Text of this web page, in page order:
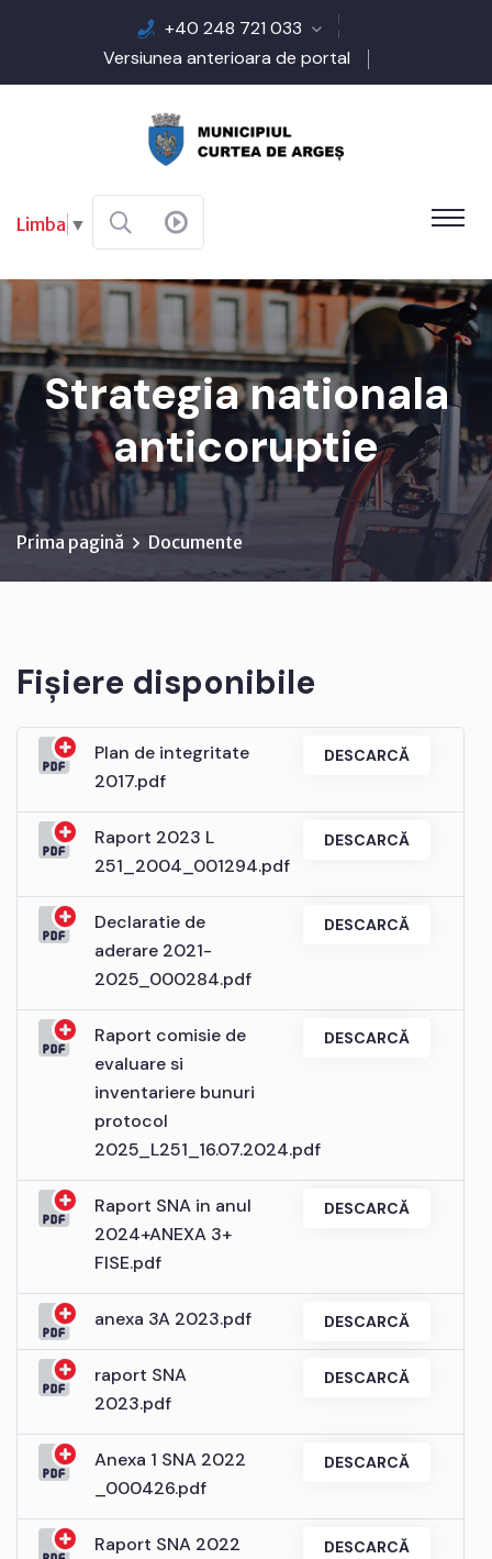
+40 248 721 033
Versiunea anterioara de portal
Limba ▼
Strategia nationala
anticoruptie
Prima pagină Documente
Fișiere disponibile
Plan de integritate
2017.pdf
DESCARCĂ
Raport 2023 L
251_2004_001294.pdf
DESCARCĂ
Declaratie de
aderare 2021-
2025_000284.pdf
DESCARCĂ
Raport comisie de
evaluare si
inventariere bunuri
protocol
2025_L251_16.07.2024.pdf
DESCARCĂ
Raport SNA in anul
2024+ANEXA 3+
FISE.pdf
DESCARCĂ
anexa 3A 2023.pdf DESCARCĂ
raport SNA
2023.pdf
DESCARCĂ
Anexa 1 SNA 2022
_000426.pdf
DESCARCĂ
Raport SNA 2022
DESCARCĂ